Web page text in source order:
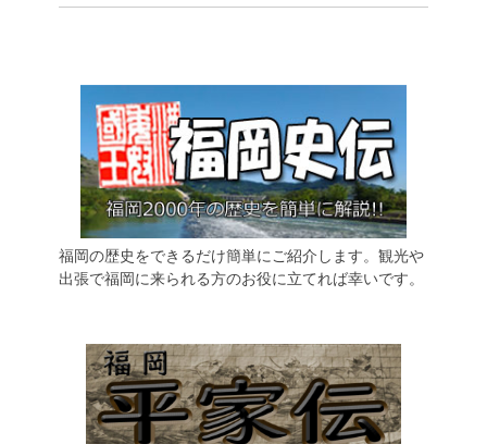
福岡の歴史をできるだけ簡単にご紹介します。観光や
出張で福岡に来られる方のお役に立てれば幸いです。